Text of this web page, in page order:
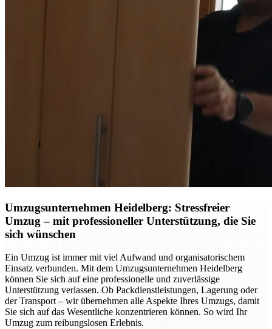
Umzugsunternehmen Heidelberg: Stressfreier
Umzug – mit professioneller Unterstützung, die Sie
sich wünschen
Ein Umzug ist immer mit viel Aufwand und organisatorischem
Einsatz verbunden. Mit dem Umzugsunternehmen Heidelberg
können Sie sich auf eine professionelle und zuverlässige
Unterstützung verlassen. Ob Packdienstleistungen, Lagerung oder
der Transport – wir übernehmen alle Aspekte Ihres Umzugs, damit
Sie sich auf das Wesentliche konzentrieren können. So wird Ihr
Umzug zum reibungslosen Erlebnis.